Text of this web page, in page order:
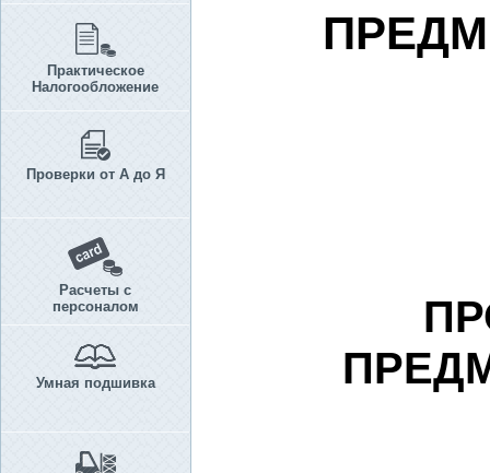
Практическое
Налогообложение
Проверки от А до Я
Расчеты с
персоналом
Умная подшивка